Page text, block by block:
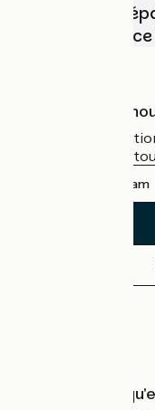
Choisissez,
vélo avec
Qui sommes-
L'association
guide officiel du
Instagram
Accueil Vélo